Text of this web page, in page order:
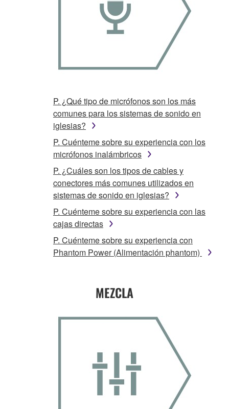
P. ¿Qué tipo de micrófonos son los más
comunes para los sistemas de sonido en
iglesias?
P. Cuénteme sobre su experiencia con los
micrófonos inalámbricos
P. ¿Cuáles son los tipos de cables y
conectores más comunes utilizados en
sistemas de sonido en iglesias?
P. Cuénteme sobre su experiencia con las
cajas directas
P. Cuénteme sobre su experiencia con
Phantom Power (Alimentación phantom)
MEZCLA